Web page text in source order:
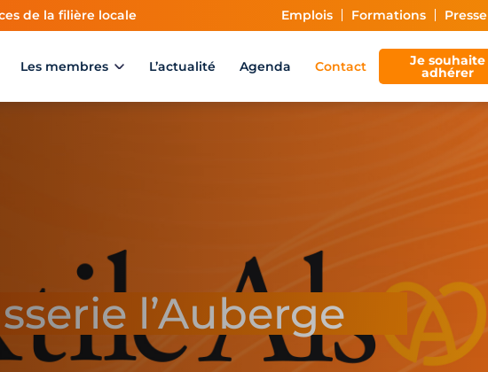
de la filière locale Emplois Formations Presse
Les membres L’actualité Agenda Contact Je souhaite
adhérer
l’Auberge